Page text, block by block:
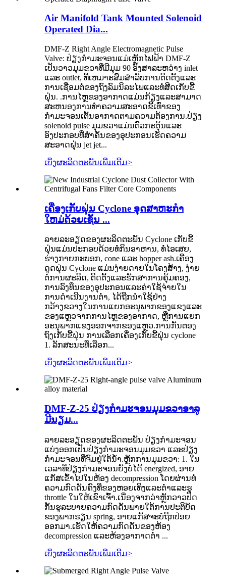
Air Manifold Tank Mounted Solenoid
Operated Dia...
DMF-Z Right Angle Electromagnetic Pulse
Valve: ປ່ຽງກໍາມະຈອນແມ່ເຫຼັກໄຟຟ້າ DMF-Z
ເປັນວາວມຸມຂວາທີ່ມີມຸມ 90 ອົງສາລະຫວ່າງ inlet
ແລະ outlet, ທີ່ເຫມາະສົມສໍາລັບການຕິດຕັ້ງແລະ
ການເຊື່ອມຕໍ່ຂອງຖົງລົມນິລະໄພແລະທໍ່ສີດເກັບຂີ້
ຝຸ່ນ. .ການໄຫຼຂອງອາກາດແມ່ນກ້ຽງແລະສາມາດ
ສະຫນອງການທໍາຄວາມສະອາດຂີ້ເທົ່າຂອງ
ກໍາມະຈອນເຕັ້ນອາກາດຕາມຄວາມຕ້ອງການ.ປ່ຽງ
solenoid pulse ມຸມຂວາແມ່ນຕົວກະຕຸ້ນແລະ
ອົງປະກອບທີ່ສໍາຄັນຂອງອຸປະກອນເຮັດຄວາມ
ສະອາດຝຸ່ນ jet jet...
ເບິ່ງຜະລິດຕະພັນເພີ່ມເຕີມ>
ເຄື່ອງເກັບຝຸ່ນ Cyclone ອຸດສາຫະກໍາ
ໃຫມ່ດ້ວຍເຊັນ ...
ລາຍ​ລະ​ອຽດ​ຂອງ​ຜະ​ລິດ​ຕະ​ພັນ Cyclone ເກັບ​ຂີ້​
ຝຸ່ນ​ແມ່ນ​ປະ​ກອບ​ດ້ວຍ​ທໍ່​ກິນ​ອາ​ຫານ​, ທໍ່​ໄອ​ເສຍ​,
ຮ່າງ​ກາຍ​ກະ​ບອກ​, cone ແລະ hopper ash​.ເຄື່ອງ
ດູດຝຸ່ນ Cyclone ແມ່ນງ່າຍດາຍໃນໂຄງສ້າງ, ງ່າຍ
ຕໍ່ການຜະລິດ, ຕິດຕັ້ງແລະຮັກສາການຄຸ້ມຄອງ,
ການລົງທຶນຂອງອຸປະກອນແລະຄ່າໃຊ້ຈ່າຍໃນ
ການດໍາເນີນງານຕ່ໍາ, ໄດ້ຖືກນໍາໃຊ້ຢ່າງ
ກວ້າງຂວາງໃນການແຍກອະນຸພາກຂອງແຂງແລະ
ຂອງແຫຼວຈາກການໄຫຼຂອງອາກາດ, ຫຼືການແຍກ
ອະນຸພາກແຂງອອກຈາກຂອງແຫຼວ.ການກັ່ນຕອງ
ຖົງເກັບຂີ້ຝຸ່ນ ການເລືອກເຄື່ອງເກັບຂີ້ຝຸ່ນ cyclone
1. ລັກສະນະທີ່ເລືອກ...
ເບິ່ງຜະລິດຕະພັນເພີ່ມເຕີມ>
DMF-Z-25 ປ່ຽງກຳມະຈອນມຸມຂວາອາລູ
ມີນຽມ...
ລາຍລະອຽດຂອງຜະລິດຕະພັນ ປ່ຽງກໍາມະຈອນ
ແບ່ງອອກເປັນປ່ຽງກໍາມະຈອນມຸມຂວາ ແລະປ່ຽງ
ກໍາມະຈອນທີ່ຈົມຢູ່ໃຕ້ນໍ້າ.ຫຼັກການມຸມຂວາ: 1. ໃນ
ເວລາທີ່ປ່ຽງກໍາມະຈອນຍັງບໍ່ໄດ້ energized, ອາຍ
ແກັສເຂົ້າໄປໃນຫ້ອງ decompression ໂດຍຜ່ານທໍ່
ຄວາມກົດດັນຄົງທີ່ຂອງຫອຍເທິງແລະຕ່ໍາແລະຮູ
throttle ໃນໃຫ້ເຂົາເຈົ້າ.ເນື່ອງຈາກວ່າຫຼັກວາວປິດ
ກັ້ນຮູລະບາຍຄວາມກົດດັນພາຍໃຕ້ການປະຕິບັດ
ຂອງພາກຮຽນ spring, ອາຍແກັສຈະບໍ່ຖືກປ່ອຍ
ອອກມາ.ເຮັດໃຫ້ຄວາມກົດດັນຂອງຫ້ອງ
decompression ແລະຫ້ອງອາກາດຕ່ໍາ ...
ເບິ່ງຜະລິດຕະພັນເພີ່ມເຕີມ>